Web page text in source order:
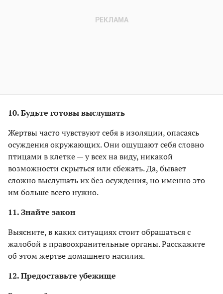
10. Будьте готовы выслушать
Жертвы часто чувствуют себя в изоляции, опасаясь
осуждения окружающих. Они ощущают себя словно
птицами в клетке — у всех на виду, никакой
возможности скрыться или сбежать. Да, бывает
сложно выслушать их без осуждения, но именно это
им больше всего нужно.
11. Знайте закон
Выясните, в каких ситуациях стоит обращаться с
жалобой в правоохранительные органы. Расскажите
об этом жертве домашнего насилия.
12. Предоставьте убежище